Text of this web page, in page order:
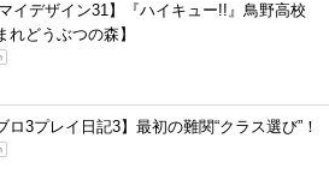
マイデザイン31】『ハイキュー!!』鳥野高校
れどうぶつの森】
ロ3プレイ日記3】最初の難関“クラス選び”！